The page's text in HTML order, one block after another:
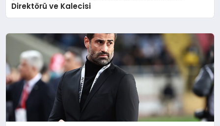
Direktörü ve Kalecisi